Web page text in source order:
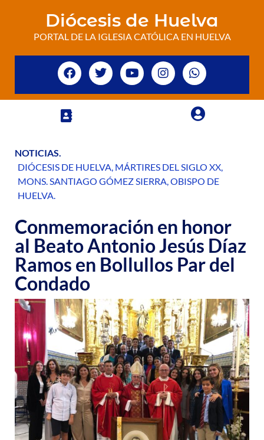
Diócesis de Huelva
PORTAL DE LA IGLESIA CATÓLICA EN HUELVA
NOTICIAS.
DIÓCESIS DE HUELVA, MÁRTIRES DEL SIGLO XX,
MONS. SANTIAGO GÓMEZ SIERRA,OBISPO DE
HUELVA.
Conmemoración en honor
al Beato Antonio Jesús Díaz
Ramos en Bollullos Par del
Condado